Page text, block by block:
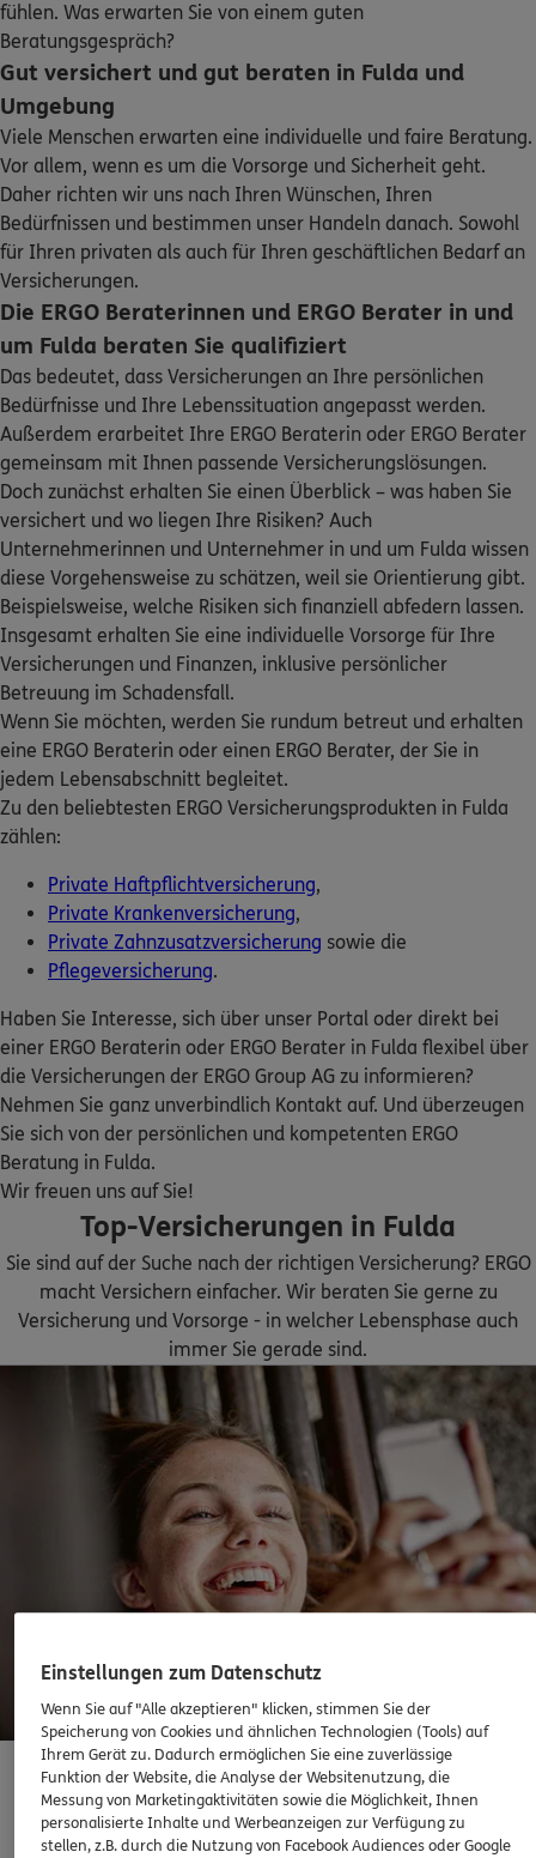
Muhammet Karasakal
Sturmiusstr. 1,1 36037 Fulda(0.9 km)
Homepage besuchen
ERGO
Janaki Rama Reddy Chelikam
Am Schafberg 25,36041 Fulda(1.9 km)
Homepage besuchen
ERGO
Jörg Dietz
Kohlhäuser Straße 49, 36043 Fulda
Homepage besuchen
ERGO
Zishan Ahmad
Am See 6, 36100 Petersberg(3.3 km)
Homepage besuchen
ERGO
Alexander Brotzmann
Am See 6,36100 Petersberg(3.3 km)
Homepage besuchen
5
Rafael Reith
Am See 6 ,36100 Petersberg (3.3 km)
Homepage besuchen
Stephan Hartung
Pfaffenweg 10,36124 Eichenzell
Homepage besuchen
Heiko Erb
Am Eichfeld 11, 36154 Hosenfeld(14.4 km)
Homepage besuchen
Jörg Dietz
Am Rausch 9
Homepage besuchen
ERGO
Manuela Schäfer
Kissinger Str. 49,Birkenweg 4, 36119 Neuhof-
Hauswurz 97769 Bad Brückenau
(16.6 km)
Homepage besuchen
5/5 ERGO
Mike Fölsing
Steinfurter Str. 26 36358 Herbstein
(17.4 km)
Homepage besuchen
ERGO
Mirco Kümmel
5/5 ERGO
Karsten Arnold
Rhönstr. 38,36282 Hauneck(29.5 km)
Homepage besuchen
fühlen. Was erwarten Sie von einem guten
Beratungsgespräch?
Gut versichert und gut beraten in Fulda und
Umgebung
Viele Menschen erwarten eine individuelle und faire Beratung.
Vor allem, wenn es um die Vorsorge und Sicherheit geht.
Daher richten wir uns nach Ihren Wünschen, Ihren
Bedürfnissen und bestimmen unser Handeln danach. Sowohl
für Ihren privaten als auch für Ihren geschäftlichen Bedarf an
Versicherungen.
Die ERGO Beraterinnen und ERGO Berater in und
um Fulda beraten Sie qualifiziert
Das bedeutet, dass Versicherungen an Ihre persönlichen
Bedürfnisse und Ihre Lebenssituation angepasst werden.
Außerdem erarbeitet Ihre ERGO Beraterin oder ERGO Berater
gemeinsam mit Ihnen passende Versicherungslösungen.
Doch zunächst erhalten Sie einen Überblick – was haben Sie
versichert und wo liegen Ihre Risiken? Auch
Unternehmerinnen und Unternehmer in und um Fulda wissen
diese Vorgehensweise zu schätzen, weil sie Orientierung gibt.
Beispielsweise, welche Risiken sich finanziell abfedern lassen.
Insgesamt erhalten Sie eine individuelle Vorsorge für Ihre
Versicherungen und Finanzen, inklusive persönlicher
Betreuung im Schadensfall.
Wenn Sie möchten, werden Sie rundum betreut und erhalten
eine ERGO Beraterin oder einen ERGO Berater, der Sie in
jedem Lebensabschnitt begleitet.
Zu den beliebtesten ERGO Versicherungsprodukten in Fulda
zählen:
Private Haftpflichtversicherung,
Private Krankenversicherung,
Private Zahnzusatzversicherung sowie die
Pflegeversicherung.
Haben Sie Interesse, sich über unser Portal oder direkt bei
einer ERGO Beraterin oder ERGO Berater in Fulda flexibel über
die Versicherungen der ERGO Group AG zu informieren?
Nehmen Sie ganz unverbindlich Kontakt auf. Und überzeugen
Sie sich von der persönlichen und kompetenten ERGO
Beratung in Fulda.
Wir freuen uns auf Sie!
Top-Versicherungen in Fulda
Sie sind auf der Suche nach der richtigen Versicherung? ERGO
macht Versichern einfacher. Wir beraten Sie gerne zu
Versicherung und Vorsorge - in welcher Lebensphase auch
immer Sie gerade sind.
Zahnzusatzversicherung mit Sofortschutz
Abschließen, wenn es eigentlich schon zu spät ist? Mit
Einstellungen zum Datenschutz
Wenn Sie auf "Alle akzeptieren" klicken, stimmen Sie der
Speicherung von Cookies und ähnlichen Technologien (Tools) auf
Ihrem Gerät zu. Dadurch ermöglichen Sie eine zuverlässige
Funktion der Website, die Analyse der Websitenutzung, die
Messung von Marketingaktivitäten sowie die Möglichkeit, Ihnen
personalisierte Inhalte und Werbeanzeigen zur Verfügung zu
stellen, z.B. durch die Nutzung von Facebook Audiences oder Google